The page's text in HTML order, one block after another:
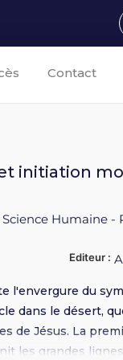
Contact
initiation
Science Humaine -
Editeur :
l'envergure du
dans le désert,
de Jésus. La
les grandes